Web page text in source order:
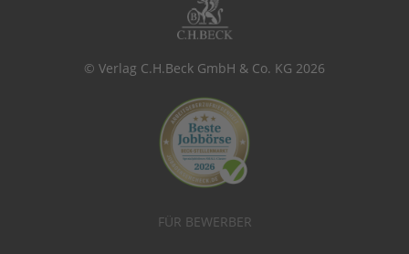
© Verlag C.H.Beck GmbH & Co. KG 2026
FÜR BEWERBER